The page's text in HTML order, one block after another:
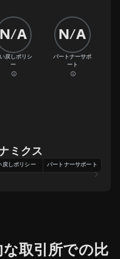
N/A
戻しポリシ
ー
N/A
パートナーサポ
ート
ミクス
戻しポリシー パートナーサポート
取引所での比